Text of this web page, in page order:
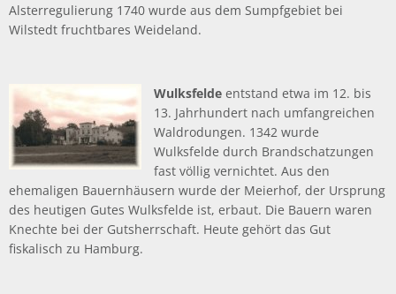
Alsterregulierung 1740 wurde aus dem Sumpfgebiet bei
Wilstedt fruchtbares Weideland.
Wulksfelde entstand etwa im 12. bis
13. Jahrhundert nach umfangreichen
Waldrodungen. 1342 wurde
Wulksfelde durch Brandschatzungen
fast völlig vernichtet. Aus den
ehemaligen Bauernhäusern wurde der Meierhof, der Ursprung
des heutigen Gutes Wulksfelde ist, erbaut. Die Bauern waren
Knechte bei der Gutsherrschaft. Heute gehört das Gut
fiskalisch zu Hamburg.